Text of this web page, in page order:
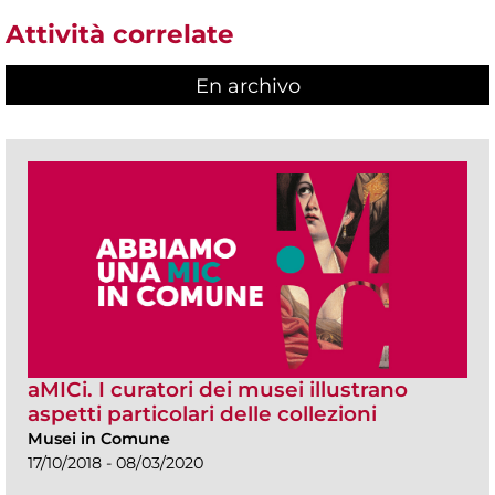
Attività correlate
En archivo
aMICi. I curatori dei musei illustrano
aspetti particolari delle collezioni
Musei in Comune
17/10/2018 - 08/03/2020